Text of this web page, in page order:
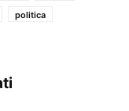
politica